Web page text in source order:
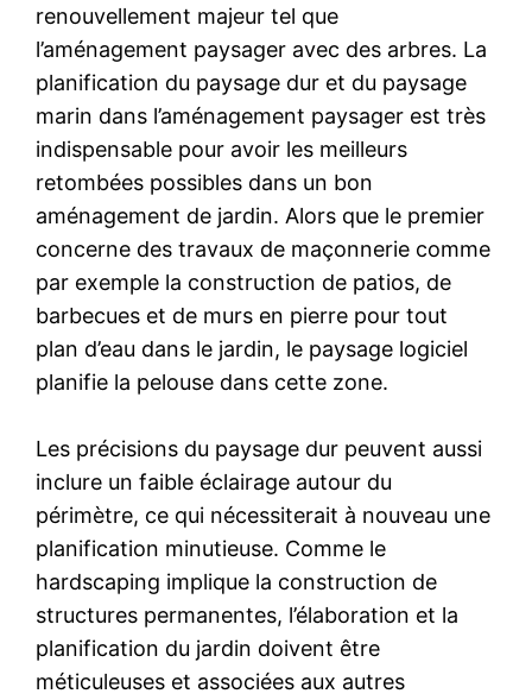
renouvellement majeur tel que
l’aménagement paysager avec des arbres. La
planification du paysage dur et du paysage
marin dans l’aménagement paysager est très
indispensable pour avoir les meilleurs
retombées possibles dans un bon
aménagement de jardin. Alors que le premier
concerne des travaux de maçonnerie comme
par exemple la construction de patios, de
barbecues et de murs en pierre pour tout
plan d’eau dans le jardin, le paysage logiciel
planifie la pelouse dans cette zone.
Les précisions du paysage dur peuvent aussi
inclure un faible éclairage autour du
périmètre, ce qui nécessiterait à nouveau une
planification minutieuse. Comme le
hardscaping implique la construction de
structures permanentes, l’élaboration et la
planification du jardin doivent être
méticuleuses et associées aux autres